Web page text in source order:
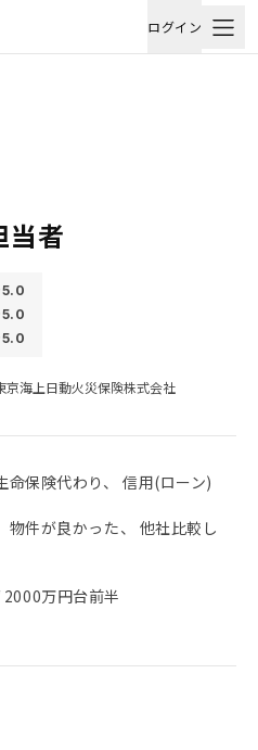
ログイン
当者
5.0
5.0
5.0
京海上日動火災保険株式会社
命保険代わり、 信用(ローン)
物件が良かった、 他社比較し
万円台前半